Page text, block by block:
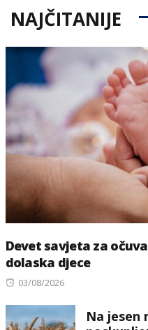
NAJČITANIJE
Devet savjeta za
dolaska djece
Posted
03/08/2026
Na jesen